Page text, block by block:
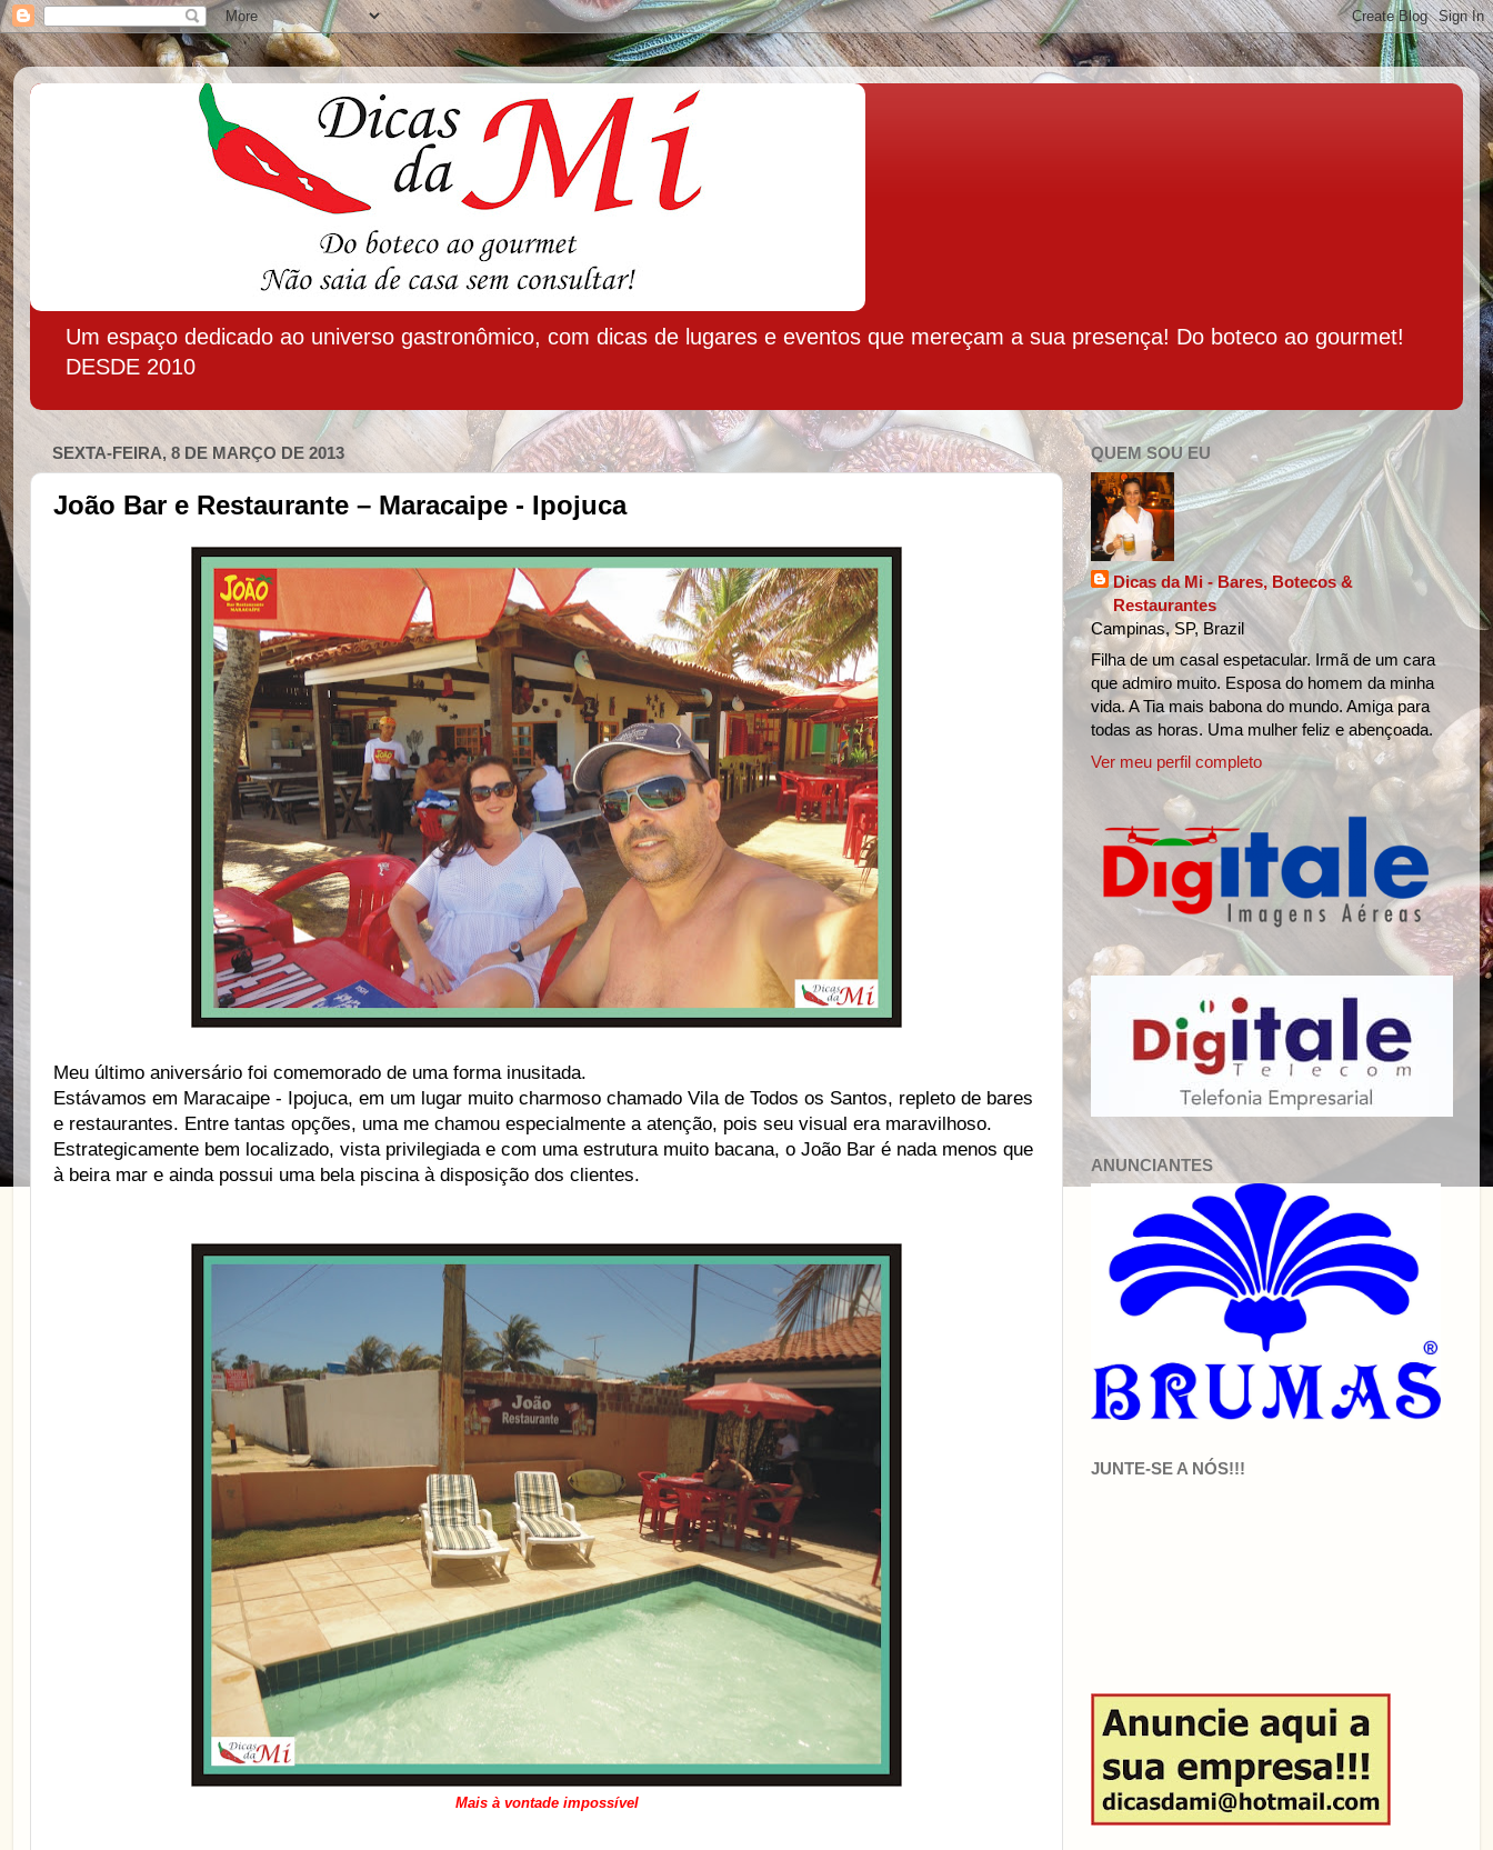
Um espaço dedicado ao universo gastronômico, com dicas de lugares e eventos que mereçam a sua presença! Do boteco ao gourmet!
DESDE 2010
SEXTA-FEIRA, 8 DE MARÇO DE 2013
João Bar e Restaurante – Maracaipe - Ipojuca
Meu último aniversário foi comemorado de uma forma inusitada.
Estávamos em Maracaipe - Ipojuca, em um lugar muito charmoso chamado Vila de Todos os Santos, repleto de bares
e restaurantes. Entre tantas opções, uma me chamou especialmente a atenção, pois seu visual era maravilhoso.
Estrategicamente bem localizado, vista privilegiada e com uma estrutura muito bacana, o João Bar é nada menos que
à beira mar e ainda possui uma bela piscina à disposição dos clientes.
Mais à vontade impossível
QUEM SOU EU
Dicas da Mi - Bares, Botecos &
Restaurantes
Campinas, SP, Brazil
Filha de um casal espetacular. Irmã de um cara
que admiro muito. Esposa do homem da minha
vida. A Tia mais babona do mundo. Amiga para
todas as horas. Uma mulher feliz e abençoada.
Ver meu perfil completo
ANUNCIANTES
JUNTE-SE A NÓS!!!